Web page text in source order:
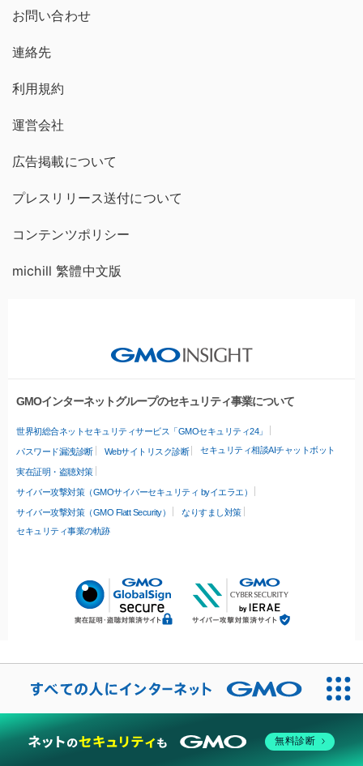
お問い合わせ
連絡先
利用規約
運営会社
広告掲載について
プレスリリース送付について
コンテンツポリシー
michill 繁體中文版
GMOインターネットグループのセキュリティ事業について
世界初総合ネットセキュリティサービス「GMOセキュリティ24」
パスワード漏洩診断 Webサイトリスク診断 セキュリティ相談AIチャットボット
実在証明・盗聴対策
サイバー攻撃対策（GMOサイバーセキュリティ byイエラエ）
サイバー攻撃対策（GMO Flatt Security）
なりすまし対策
セキュリティ事業の軌跡
無料診断